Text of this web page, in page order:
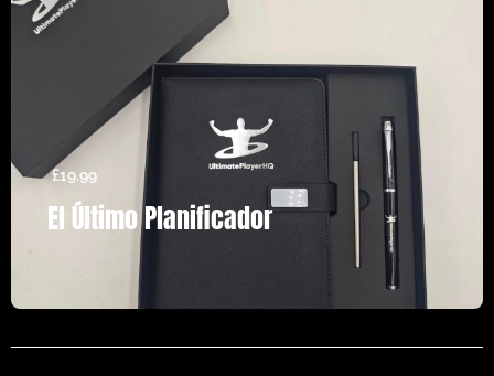
£19.99
El Último Planificador